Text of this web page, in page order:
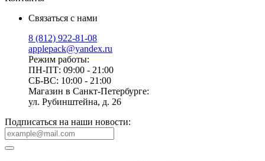
Связаться с нами
8 (812) 922-81-08
applepack@yandex.ru
Режим работы:
ПН-ПТ: 09:00 - 21:00
СБ-ВС: 10:00 - 21:00
Магазин в Санкт-Петербурге:
ул. Рубинштейна, д. 26
Подписаться на наши новости: